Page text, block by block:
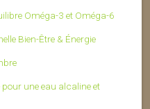
Oméga-3 et Oméga-6
Bien-Être & Énergie
une eau alcaline et